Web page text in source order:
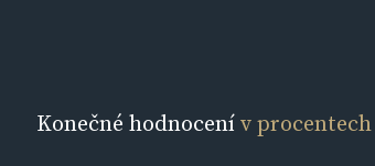
Konečné hodnocenív procentech